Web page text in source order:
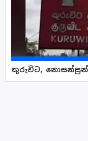
කුරුවිට,